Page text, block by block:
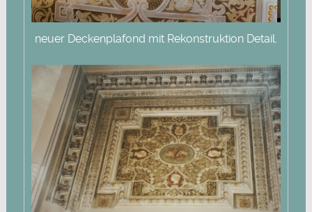
neuer Deckenplafond mit Rekonstruktion Detail.